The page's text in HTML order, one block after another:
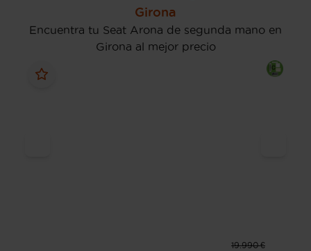
Girona
Encuentra tu Seat Arona de segunda mano en
Girona al mejor precio
19.990 €